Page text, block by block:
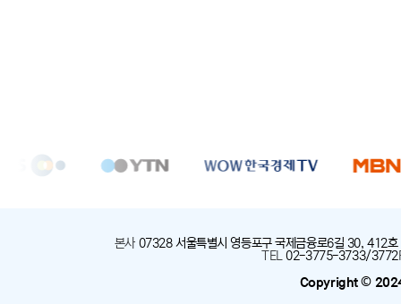
본사 07328 서울특별시 영등포구 국제금융로6길 30, 412호
TEL
:02-3775-3733/3772
Copyright © 2024